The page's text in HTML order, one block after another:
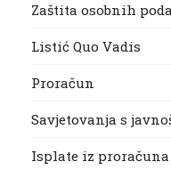
Zaštita osobnih
Listić Quo Vadis
Proračun
Savjetovanja s
Isplate iz proračuna